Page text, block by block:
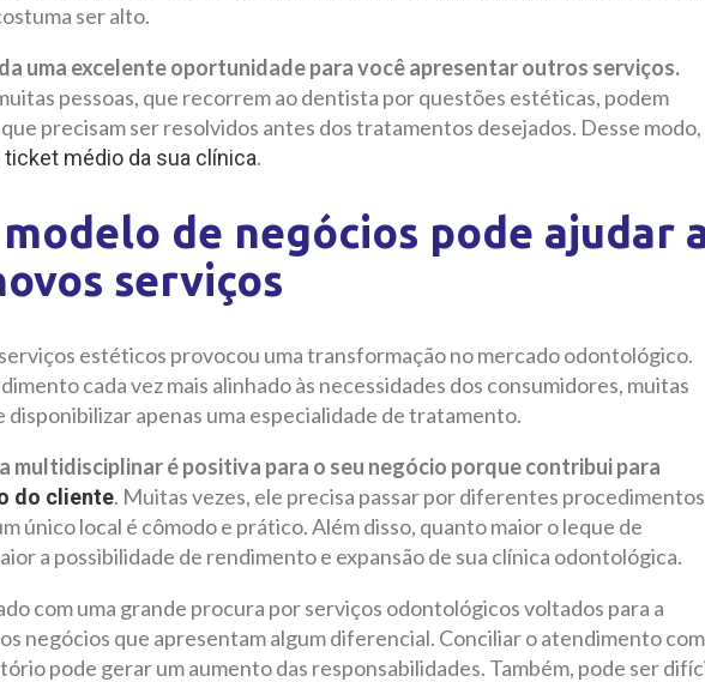
ser alto.
uma excelente oportunidade para você apresentar outros serviços.
pessoas, que recorrem ao dentista por questões estéticas, podem
precisam ser resolvidos antes dos tratamentos desejados. Desse modo,
ticket médio da sua clínica.
de negócios pode ajudar
serviços
estéticos provocou uma transformação no mercado odontológico.
cada vez mais alinhado às necessidades dos consumidores, muitas
disponibilizar apenas uma especialidade de tratamento.
multidisciplinar é positiva para o seu negócio porque contribui para
do cliente. Muitas vezes, ele precisa passar por diferentes procedimentos
único local é cômodo e prático. Além disso, quanto maior o leque de
a possibilidade de rendimento e expansão de sua clínica odontológica.
com uma grande procura por serviços odontológicos voltados para a
negócios que apresentam algum diferencial. Conciliar o atendimento com
pode gerar um aumento das responsabilidades. Também, pode ser